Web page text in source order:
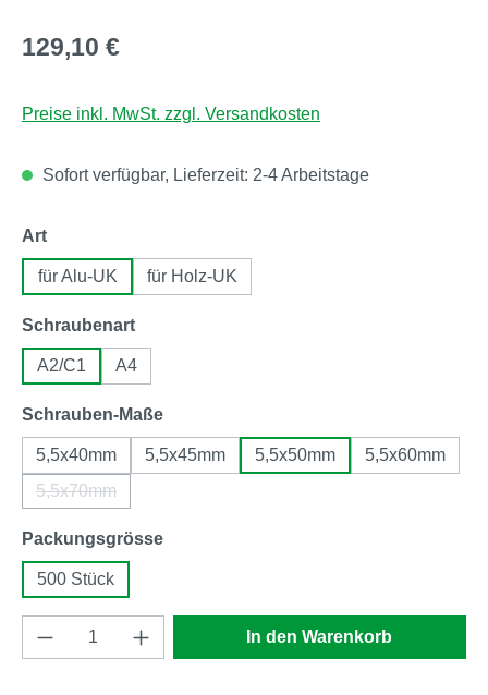
Regulärer Preis:
129,10 €
Preise inkl. MwSt. zzgl. Versandkosten
Sofort verfügbar, Lieferzeit: 2-4 Arbeitstage
Artauswählen
für Alu-UK für Holz-UK
Schraubenartauswählen
A2/C1 A4
Schrauben-Maßeauswählen
5,5x40mm 5,5x45mm 5,5x50mm
5,5x60mm
5,5x70mm
(Diese Option ist zurzeit nicht verfügbar.)
Packungsgrösseauswählen
500 Stück
Produkt Anzahl: Gib den gewünschten
In den Warenkorb